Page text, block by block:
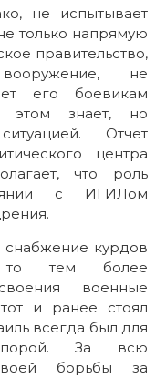
не испытывает
только напрямую
правительство,
не
его боевикам
этом знает, но
Отчет
центра
что роль
с ИГИЛом
курдов
то тем более
военные
и ранее стоял
всегда был для
За всю
борьбы за